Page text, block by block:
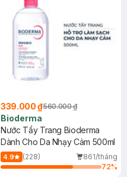
339.000 ₫560.000 ₫
Bioderma
Nước Tẩy Trang Bioderma
Dành Cho Da Nhạy Cảm 500ml
4.9 (228)
861/tháng
72%